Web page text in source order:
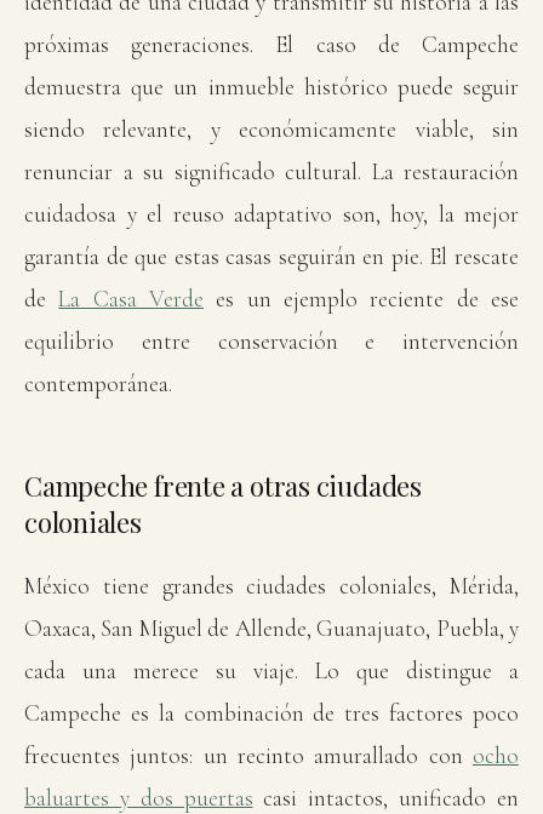
próximas generaciones. El caso de Campeche
demuestra que un inmueble histórico puede seguir
siendo relevante, y económicamente viable, sin
renunciar a su significado cultural. La restauración
cuidadosa y el reuso adaptativo son, hoy, la mejor
garantía de que estas casas seguirán en pie. El rescate
deLa Casa Verde es un ejemplo reciente de ese
equilibrio entre conservación e intervención
contemporánea.
Campeche frente a otras ciudades
coloniales
México tiene grandes ciudades coloniales, Mérida,
Oaxaca, San Miguel de Allende, Guanajuato, Puebla, y
cada una merece su viaje. Lo que distingue a
Campeche es la combinación de tres factores poco
frecuentes juntos: un recinto amurallado con ocho
baluartes y dos puertas casi intactos, unificado en